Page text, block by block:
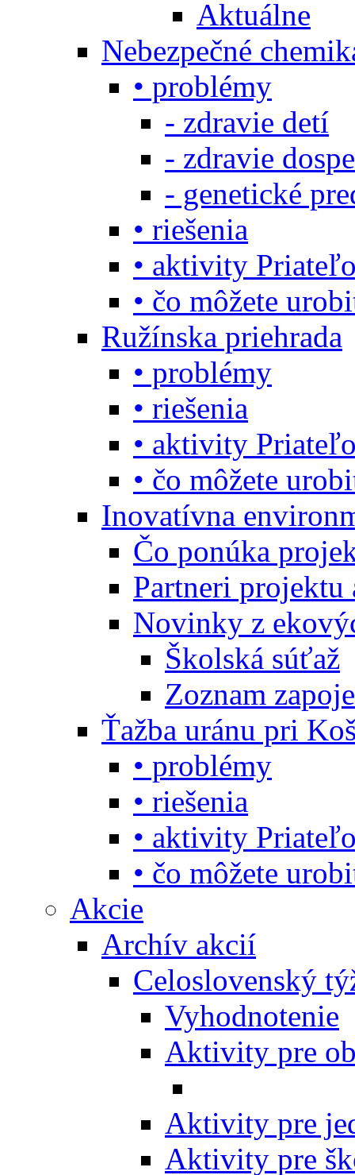
Aktuálne
Nebezpečné
• problémy
- zdravie detí
- zdravie
- genetické
• riešenia
• aktivity
• čo môžete
Ružínska priehrada
• problémy
• riešenia
• aktivity
• čo môžete
Inovatívna
Čo ponúka
Partneri projektu
Novinky z
Školská súťaž
Zoznam
Ťažba uránu pri
• problémy
• riešenia
• aktivity
• čo môžete
Akcie
Archív akcií
Celoslovenský
Vyhodnotenie
Aktivity pre
Aktivity pre
Aktivity pre